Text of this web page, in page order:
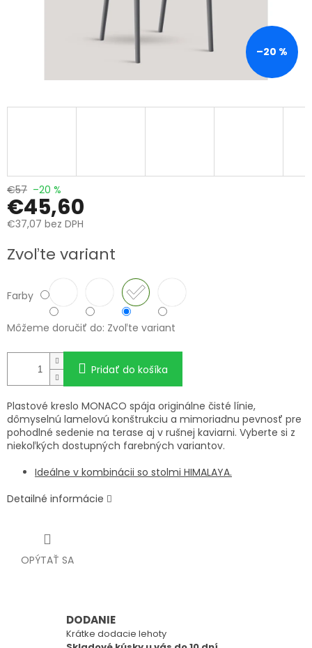
–20 %
€57 –20 %
€45,60
€37,07 bez DPH
cena:
Zvoľte variant
Farby
Môžeme doručiť do: Zvoľte variant
Pridať do košíka
Plastové kreslo MONACO spája originálne čisté línie,
dômyselnú lamelovú konštrukciu a mimoriadnu pevnosť pre
pohodlné sedenie na terase aj v rušnej kaviarni. Vyberte si z
niekoľkých dostupných farebných variantov.
Ideálne v kombinácii so stolmi HIMALAYA.
Detailné informácie
OPÝTAŤ SA
DODANIE
Krátke dodacie lehoty